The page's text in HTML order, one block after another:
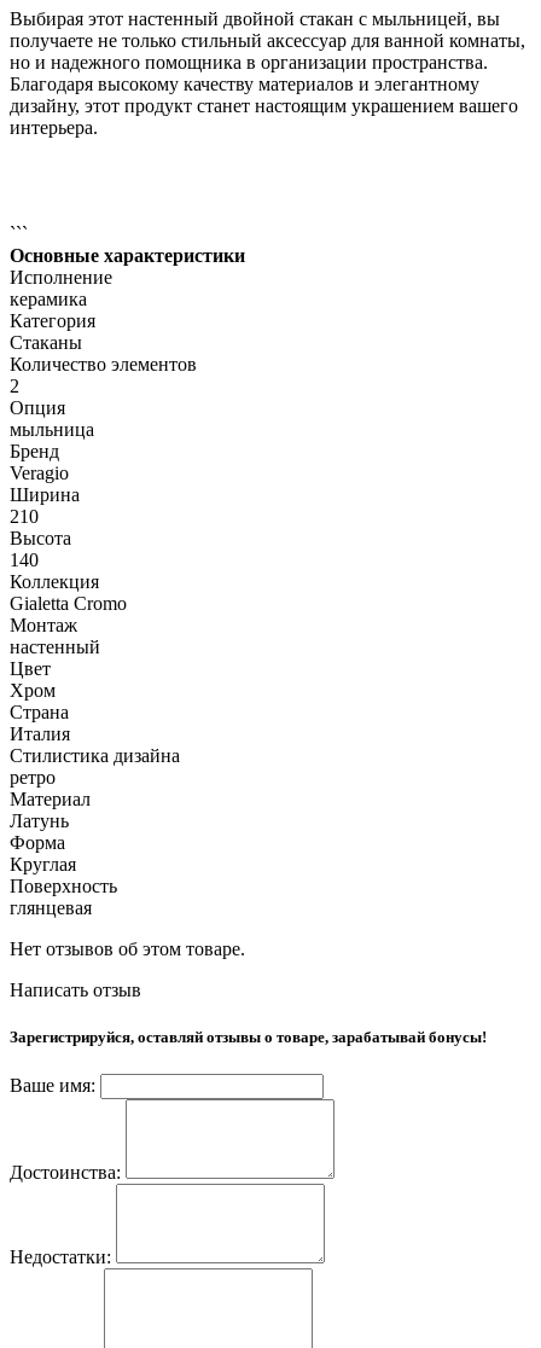
Выбирая этот настенный двойной стакан с мыльницей, вы
получаете не только стильный аксессуар для ванной комнаты,
но и надежного помощника в организации пространства.
Благодаря высокому качеству материалов и элегантному
дизайну, этот продукт станет настоящим украшением вашего
интерьера.
```
Основные характеристики
Исполнение
керамика
Категория
Стаканы
Количество элементов
2
Опция
мыльница
Бренд
Veragio
Ширина
210
Высота
140
Коллекция
Gialetta Cromo
Монтаж
настенный
Цвет
Хром
Страна
Италия
Стилистика дизайна
ретро
Материал
Латунь
Форма
Круглая
Поверхность
глянцевая
Нет отзывов об этом товаре.
Написать отзыв
Зарегистрируйся, оставляй отзывы о товаре, зарабатывай бонусы!
Ваше имя:
Достоинства:
Недостатки: